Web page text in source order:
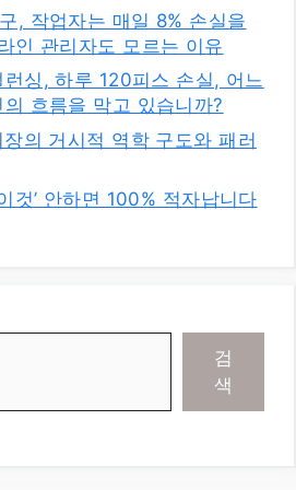
, 작업자는 매일 8% 손실을
인 관리자도 모르는 이유
싱, 하루 120피스 손실, 어느
흐름을 막고 있습니까?
의 거시적 역학 구도와 패러
것’ 안하면 100% 적자납니다
검
색